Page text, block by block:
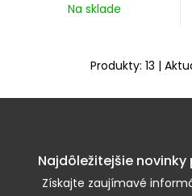
Na sklade
Produkty: 13 |
Najdôležitejšie
Získajte zaujímavé